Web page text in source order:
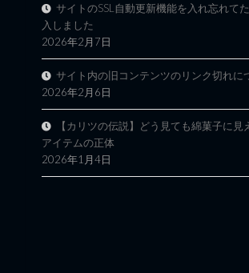
サイトのSSL自動更新機能を入れ忘れて
入しました
2026年2月7日
サイト内の旧コンテンツのリンク切れに
2026年2月6日
【カリツの伝説】どう見ても綿菓子に見
アイテムの正体
2026年1月4日